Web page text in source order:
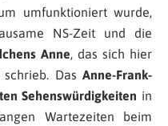
umfunktioniert wurde,
NS-Zeit und die
Anne, das sich hier
Das Anne-Frank-
Sehenswürdigkeiten in
Wartezeiten beim